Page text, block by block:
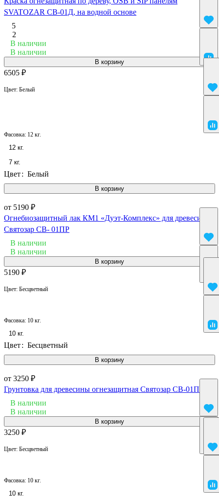
SVATOZAR СВ-01Д, на водной основе
5
2
В наличии
В корзину
В наличии
В корзину
6505 ₽
Цвет: Белый
Фасовка: 12 кг.
12 кг.
7 кг.
Цвет: Белый
от 5190 ₽
Огнебиозащитный лак КМ1 «Дуэт-Комплекс» для древесины
Святозар СВ- 01ПР
В наличии
В корзину
В наличии
В корзину
5190 ₽
Цвет: Бесцветный
Фасовка: 10 кг.
10 кг.
Цвет: Бесцветный
от 3250 ₽
Грунтовка для древесины огнезащитная Святозар СВ-01ПР
В наличии
В наличии
В корзину
3250 ₽
Цвет: Бесцветный
Фасовка: 10 кг.
10 кг.